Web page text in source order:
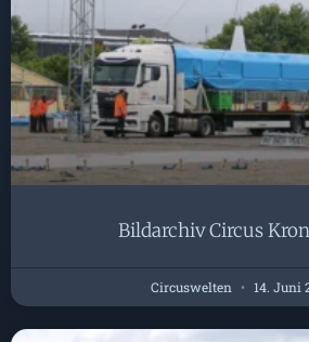
Bildarchiv Circus
Circuswelten 14. Juni